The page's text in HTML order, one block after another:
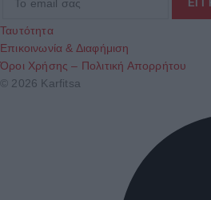
Ταυτότητα
Επικοινωνία & Διαφήμιση
Όροι Χρήσης – Πολιτική Απορρήτου
© 2026 Karfitsa